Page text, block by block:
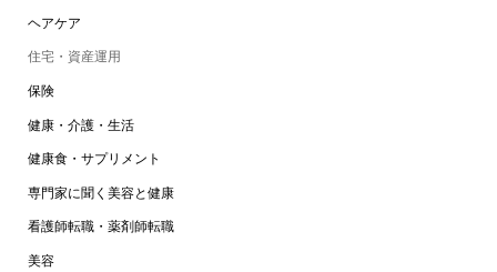
ヘアケア
住宅・資産運用
保険
健康・介護・生活
健康食・サプリメント
専門家に聞く美容と健康
看護師転職・薬剤師転職
美容